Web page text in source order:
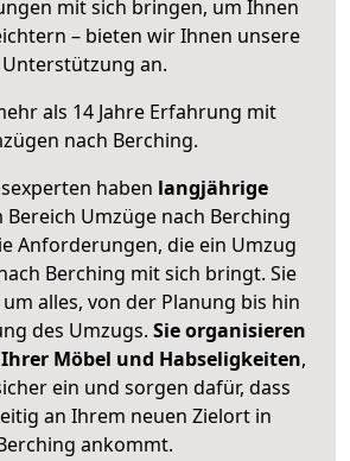
mit sich bringen, um Ihnen
– bieten wir Ihnen unsere
Unterstützung an.
als 14 Jahre Erfahrung mit
nach Berching.
haben langjährige
Bereich Umzüge nach Berching
Anforderungen, die ein Umzug
Berching mit sich bringt. Sie
alles, von der Planung bis hin
des Umzugs. Sie organisieren
Möbel und Habseligkeiten,
ein und sorgen dafür, dass
an Ihrem neuen Zielort in
ankommt.